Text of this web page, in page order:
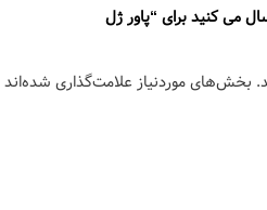
می کنید برای “پاور ژل
بخش‌های موردنیاز علامت‌گذاری شده‌اند